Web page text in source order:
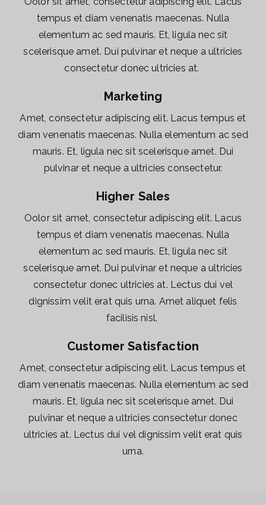
tempus et diam venenatis maecenas. Nulla
elementum ac sed mauris. Et, ligula nec sit
scelerisque amet. Dui pulvinar et neque a ultricies
consectetur donec ultricies at. ​
Marketing
Amet, consectetur adipiscing elit. Lacus tempus et
diam venenatis maecenas. Nulla elementum ac sed
mauris. Et, ligula nec sit scelerisque amet. Dui
pulvinar et neque a ultricies consectetur.
Higher Sales
Oolor sit amet, consectetur adipiscing elit. Lacus
tempus et diam venenatis maecenas. Nulla
elementum ac sed mauris. Et, ligula nec sit
scelerisque amet. Dui pulvinar et neque a ultricies
consectetur donec ultricies at. Lectus dui vel
dignissim velit erat quis urna. Amet aliquet felis
facilisis nisl. ​
Customer Satisfaction
Amet, consectetur adipiscing elit. Lacus tempus et
diam venenatis maecenas. Nulla elementum ac sed
mauris. Et, ligula nec sit scelerisque amet. Dui
pulvinar et neque a ultricies consectetur donec
ultricies at. Lectus dui vel dignissim velit erat quis
urna.